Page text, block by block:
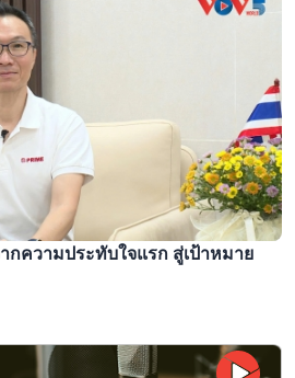
กความประทับใจแรก สู่เป้าหมาย